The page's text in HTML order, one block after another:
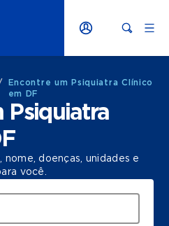
Encontre um Psiquiatra Clínico
em DF
Psiquiatra
nome, doenças, unidades e
você.